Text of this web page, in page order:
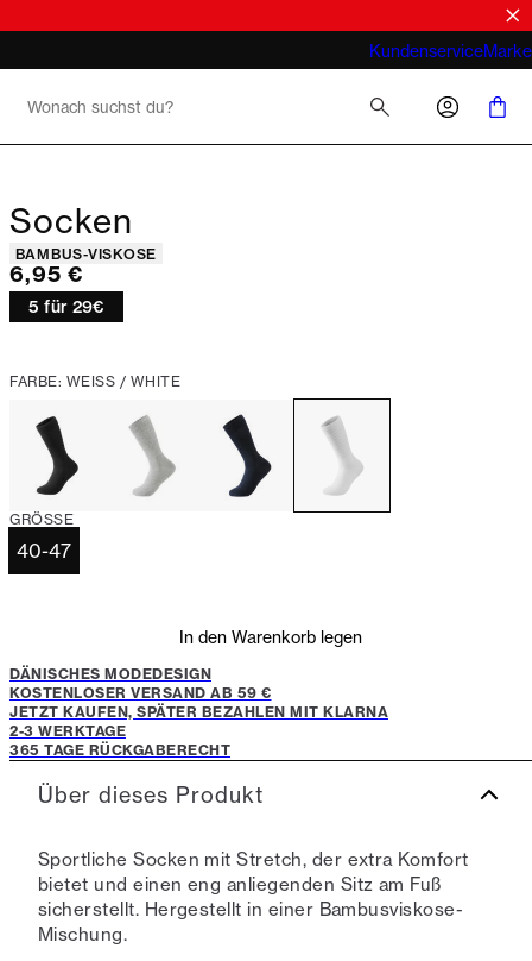
KundenserviceMarke
Was meint man bei Business Casual für
Socken
Produkteigenschaften
BAMBUS-VISKOSE
Preis
6,95 €
5 für 29€
FARBE: WEISS / WHITE
GRÖSSE
40-47
In den Warenkorb legen
DÄNISCHES MODEDESIGN
KOSTENLOSER VERSAND AB 59 €
JETZT KAUFEN, SPÄTER BEZAHLEN MIT KLARNA
2-3 WERKTAGE
365 TAGE RÜCKGABERECHT
Über dieses Produkt
Sportliche Socken mit Stretch, der extra Komfort
bietet und einen eng anliegenden Sitz am Fuß
sicherstellt. Hergestellt in einer Bambusviskose-
Mischung.